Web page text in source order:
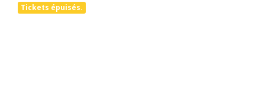
Tickets épuisés.